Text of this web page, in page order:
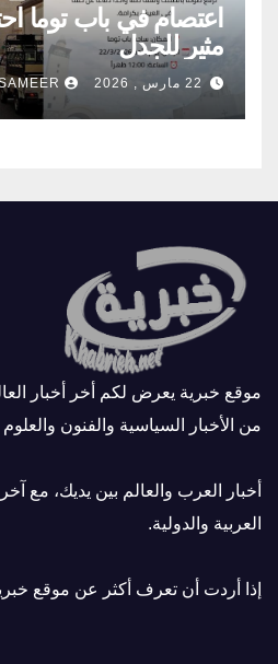
اعتصام في باب توما
مثير للجدل
22 مارس , 2026
موقع خبرية يعرض لكم أخر أخبار
من الأخبار السياسية والفنون والعلوم
أخبار العرب والعالم بين يديك، مع
العربية والدولية.
إذا أردت أن تعرف أكثر عن موقع